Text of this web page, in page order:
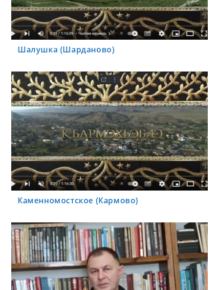
Шалушка (Шарданово)
Каменномостское (Кармово)